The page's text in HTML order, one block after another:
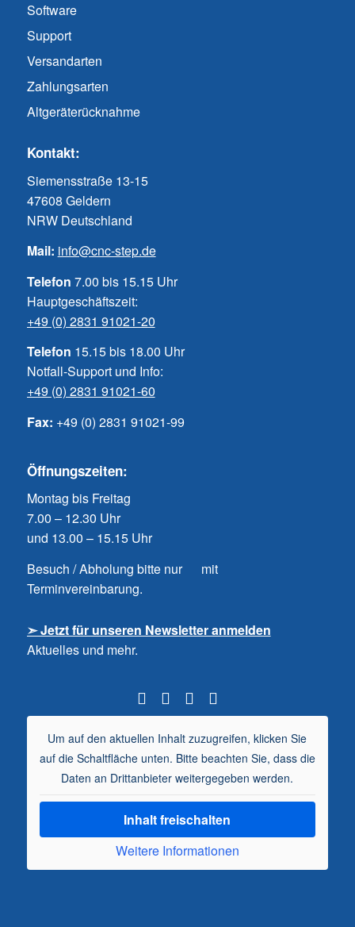
Software
Support
Versandarten
Zahlungsarten
Altgeräterücknahme
Kontakt:
Siemensstraße 13-15
47608 Geldern
NRW Deutschland
Mail: info@cnc-step.de
Telefon 7.00 bis 15.15 Uhr
Hauptgeschäftszeit:
+49 (0) 2831 91021-20
Telefon 15.15 bis 18.00 Uhr
Notfall-Support und Info:
+49 (0) 2831 91021-60
Fax: +49 (0) 2831 91021-99
Öffnungszeiten:
Montag bis Freitag
7.00 – 12.30 Uhr
und 13.00 – 15.15 Uhr
Besuch / Abholung bitte nur mit
Terminvereinbarung.
➣ Jetzt für unseren Newsletter anmelden
Aktuelles und mehr.
Um auf den aktuellen Inhalt zuzugreifen, klicken Sie
auf die Schaltfläche unten. Bitte beachten Sie, dass die
Daten an Drittanbieter weitergegeben werden.
Inhalt freischalten
Weitere Informationen